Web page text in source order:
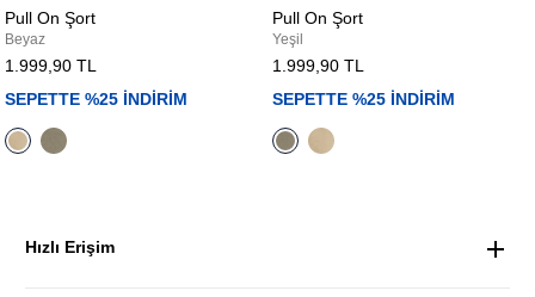
Pull On Şort
Beyaz
1.999,90 TL
SEPETTE %25 İNDİRİM
Pull On Şort
Yeşil
1.999,90 TL
SEPETTE %25 İNDİRİM
Hızlı Erişim